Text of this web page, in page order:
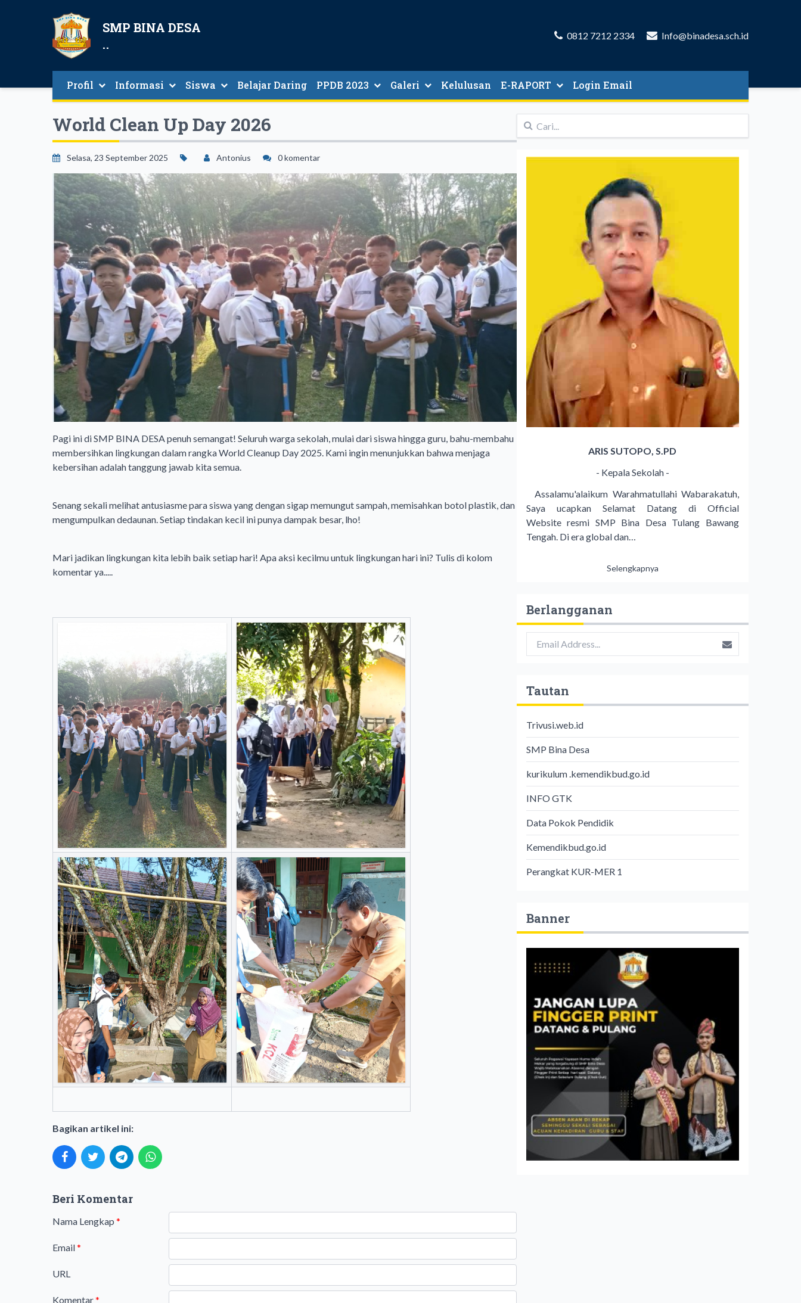
SMP BINA DESA
..
0812 7212 2334 Info@binadesa.sch.id
Profil Informasi Siswa Belajar Daring PPDB 2023 Galeri Kelulusan E-RAPORT Login Email
World Clean Up Day 2026
Selasa, 23 September 2025 Antonius 0 komentar
Pagi ini di SMP BINA DESA penuh semangat! Seluruh warga sekolah, mulai dari siswa hingga guru, bahu-membahu
membersihkan lingkungan dalam rangka World Cleanup Day 2025. Kami ingin menunjukkan bahwa menjaga
kebersihan adalah tanggung jawab kita semua.
Senang sekali melihat antusiasme para siswa yang dengan sigap memungut sampah, memisahkan botol plastik, dan
mengumpulkan dedaunan. Setiap tindakan kecil ini punya dampak besar, lho!
Mari jadikan lingkungan kita lebih baik setiap hari! Apa aksi kecilmu untuk lingkungan hari ini? Tulis di kolom
komentar ya.....
Bagikan artikel ini:
Beri Komentar
Nama Lengkap *
Email*
URL
Komentar*
ARIS SUTOPO, S.PD
- Kepala Sekolah -
Assalamu'alaikum Warahmatullahi Wabarakatuh,
Saya ucapkan Selamat Datang di Official
Website resmi SMP Bina Desa Tulang Bawang
Tengah. Di era global dan…
Selengkapnya
Berlangganan
Tautan
Trivusi.web.id
SMP Bina Desa
kurikulum .kemendikbud.go.id
INFO GTK
Data Pokok Pendidik
Kemendikbud.go.id
Perangkat KUR-MER 1
Banner